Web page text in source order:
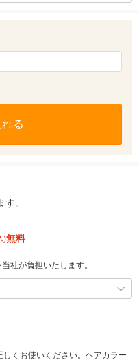
る
。
)無料
社が負担いたします。
くお使いください。ヘアカラー